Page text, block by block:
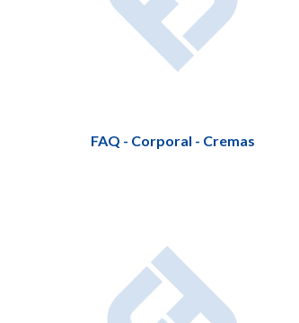
FAQ - Corporal - Cremas